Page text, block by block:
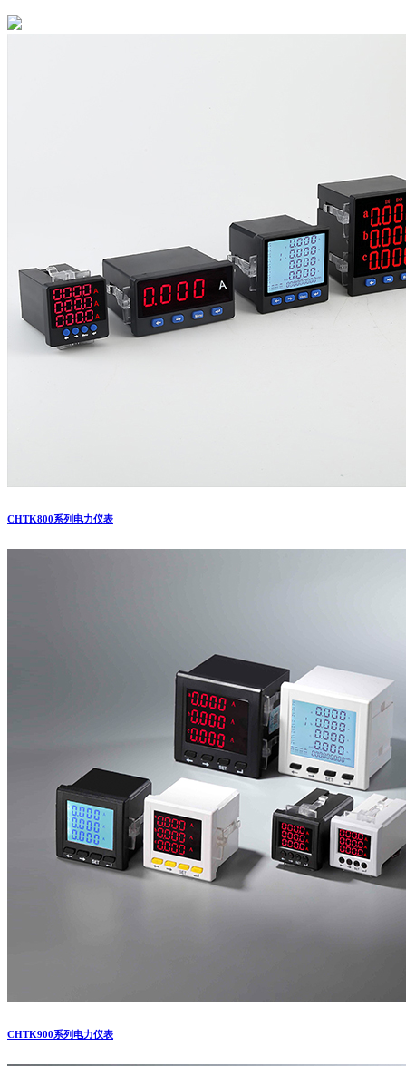
CHTK800系列电力仪表
CHTK900系列电力仪表